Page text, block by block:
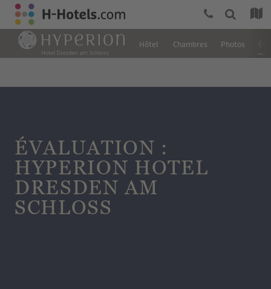
Hôtel Chambres Photos
ÉVALUATION :
HYPERION HOTEL
DRESDEN AM
SCHLOSS